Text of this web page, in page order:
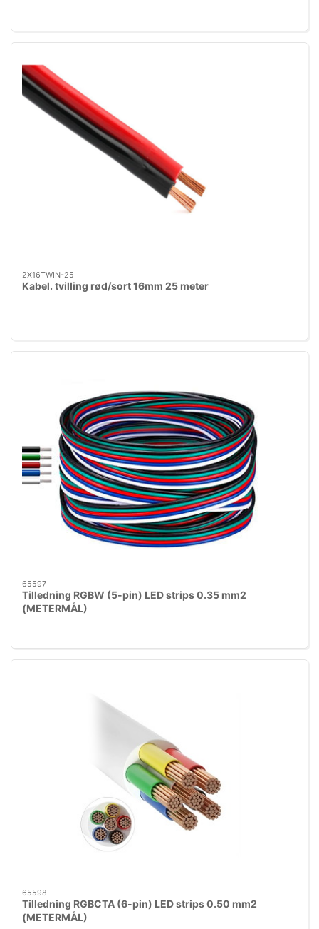
2X16TWIN-25
Kabel. tvilling rød/sort 16mm 25 meter
65597
Tilledning RGBW (5-pin) LED strips 0.35 mm2
(METERMÅL)
65598
Tilledning RGBCTA (6-pin) LED strips 0.50 mm2
(METERMÅL)